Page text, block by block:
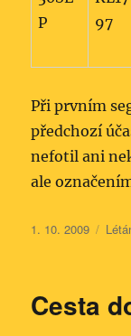
P
97
Při prvním
předchozí
nefotil ani
ale
Publikováno:
1. 10. 2009
Cesta